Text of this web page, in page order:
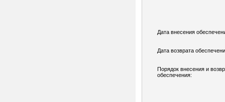
Дата внесения
Дата возврата
Порядок внесения и
обеспечения: